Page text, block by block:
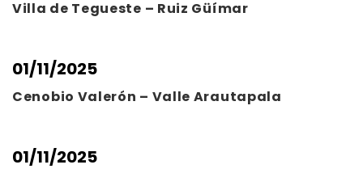
Villa de Tegueste – Ruiz Güímar
01/11/2025
Cenobio Valerón – Valle Arautapala
01/11/2025